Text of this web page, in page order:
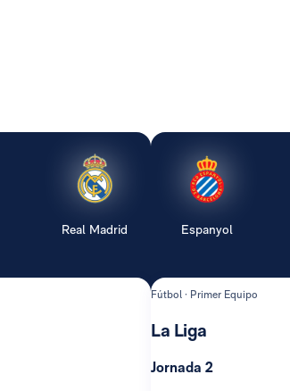
Real Madrid Espanyol
Fútbol · Primer Equipo
La Liga
Jornada 2